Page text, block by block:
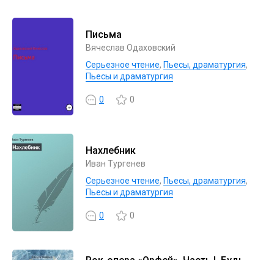
Письма
Вячеслав Одаховский
Серьезное чтение, Пьесы, драматургия,
Пьесы и драматургия
0 0
Нахлебник
Иван Тургенев
Серьезное чтение, Пьесы, драматургия,
Пьесы и драматургия
0 0